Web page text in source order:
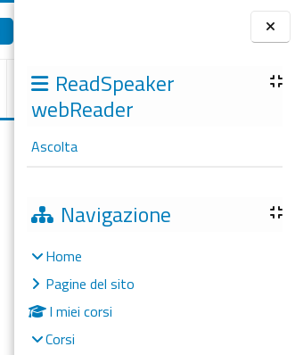
Blocchi
ReadSpeaker
webReader
Ascolta
Navigazione
Home
Pagine del sito
I miei corsi
Corsi